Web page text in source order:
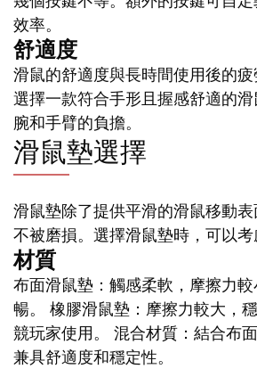
效率。
舒適度
滑鼠的舒適度與長時間使用後的疲
選擇一款符合手形且握感舒適的
腕和手臂的負擔。
滑鼠墊選擇
滑鼠墊除了提供平滑的滑鼠移動
不被磨損。選擇滑鼠墊時，可以考
材質
布面滑鼠墊：觸感柔軟，摩擦力
暢。 橡膠滑鼠墊：摩擦力較大，
競玩家使用。 混合材質：結合布
兼具舒適度和穩定性。